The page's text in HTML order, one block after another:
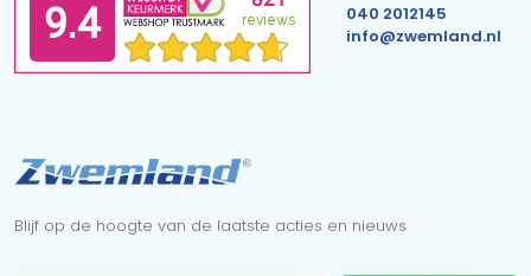
040 2012145
info@zwemland.nl
Blijf op de hoogte van de laatste acties en nieuws